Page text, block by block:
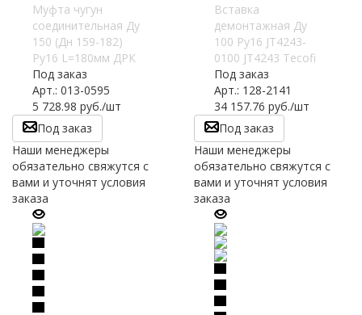
Муфта чугун
соединительная Ду
150 (Дн 159-182)
Ру16 L=180мм ДРК
Под заказ
Арт.: 013-0595
5 728.98 руб./шт
Под заказ
Наши менеджеры
обязательно свяжутся с
вами и уточнят условия
заказа
Вставка
демонтажная Ду
100 Ру16 JT4243-
0100 JT4243 Tecofi
Под заказ
Арт.: 128-2141
34 157.76 руб./шт
Под заказ
Наши менеджеры
обязательно свяжутся с
вами и уточнят условия
заказа